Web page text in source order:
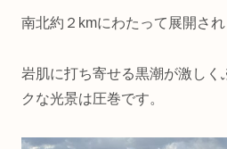
南北約２kmにわたって展開され
岩肌に打ち寄せる黒潮が激しく
クな光景は圧巻です。